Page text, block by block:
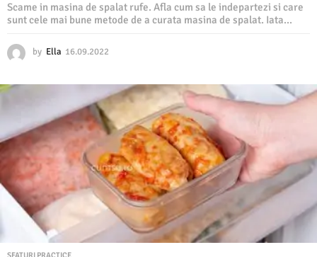
Scame in masina de spalat rufe. Afla cum sa le indepartezi si care
sunt cele mai bune metode de a curata masina de spalat. Iata...
by Ella 16.09.2022
0
.
2
2
2